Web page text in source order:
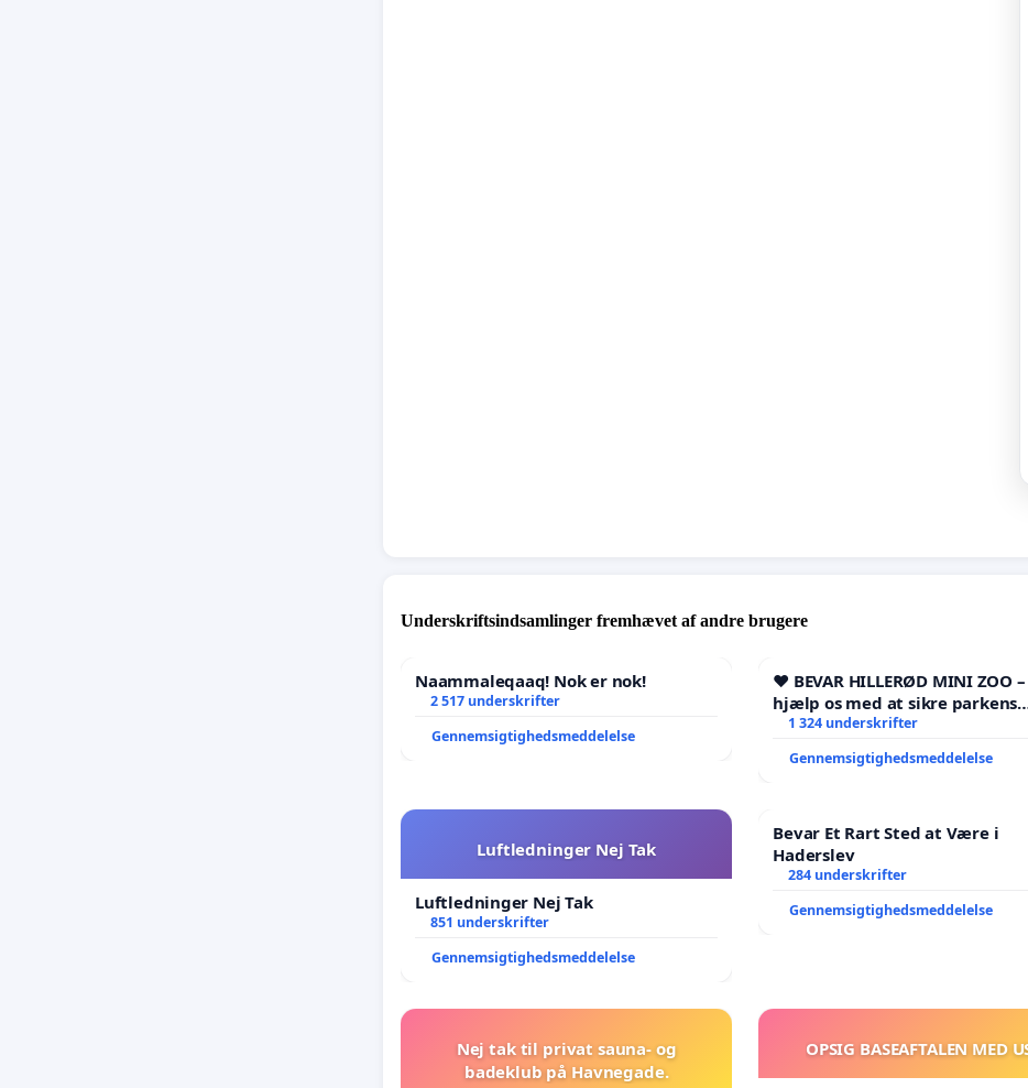
Underskriftsindsamlinger fremhævet af andre brugere
Naammaleqaaq! Nok er nok!
2 517 underskrifter
Gennemsigtighedsmeddelelse
❤️ BEVAR HILLERØD MINI ZOO –
hjælp os med at sikre parkens
fremtid ❤️
1 324 underskrifter
Gennemsigtighedsmeddelelse
Luftledninger Nej Tak
Luftledninger Nej Tak
851 underskrifter
Gennemsigtighedsmeddelelse
Bevar Et Rart Sted at Være i
Haderslev
284 underskrifter
Gennemsigtighedsmeddelelse
Nej tak til privat sauna- og
badeklub på Havnegade.
OPSIG BASEAFTALEN MED